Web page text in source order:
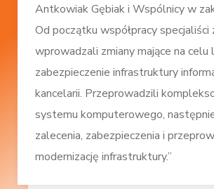
Antkowiak Gębiak i Wspólnicy w
Od początku współpracy
wprowadzali zmiany mające na celu
zabezpieczenie infrastruktury
kancelarii. Przeprowadzili
systemu komputerowego,
zalecenia, zabezpieczenia i
modernizację infrastruktury.”